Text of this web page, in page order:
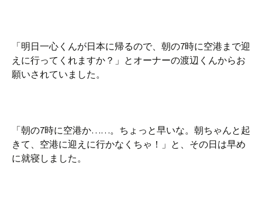
「明日一心くんが日本に帰るので、朝の7時に空港まで迎
えに行ってくれますか？」とオーナーの渡辺くんからお
願いされていました。
「朝の7時に空港か……。ちょっと早いな。朝ちゃんと起
きて、空港に迎えに行かなくちゃ！」と、その日は早め
に就寝しました。